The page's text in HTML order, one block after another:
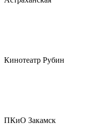
Кинотеатр Рубин
ПКиО Закамск